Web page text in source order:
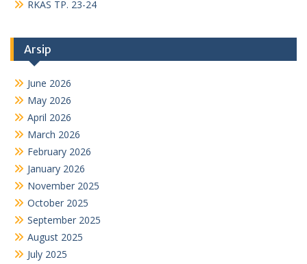
RKAS TP. 23-24
Arsip
June 2026
May 2026
April 2026
March 2026
February 2026
January 2026
November 2025
October 2025
September 2025
August 2025
July 2025